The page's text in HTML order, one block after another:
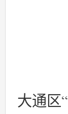
大通区“